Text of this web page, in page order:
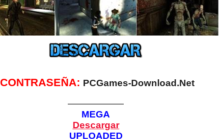
CONTRASEÑA: PCGames-Download.Net
——————
MEGA
Descargar
UPLOADED